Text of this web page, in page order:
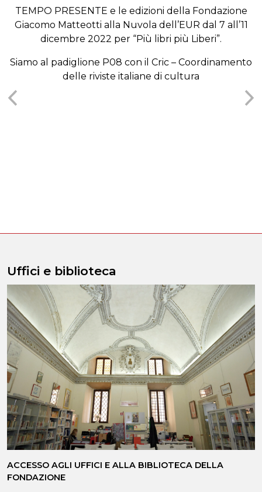
TEMPO PRESENTE e le edizioni della Fondazione
Giacomo Matteotti alla Nuvola dell’EUR dal 7 all’11
dicembre 2022 per “Più libri più Liberi”.
Siamo al padiglione P08 con il Cric – Coordinamento
delle riviste italiane di cultura
Uffici e biblioteca
ACCESSO AGLI UFFICI E ALLA BIBLIOTECA DELLA
FONDAZIONE